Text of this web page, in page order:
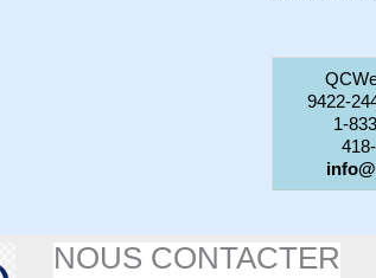
9422-
1-
NOUS CONTACTER